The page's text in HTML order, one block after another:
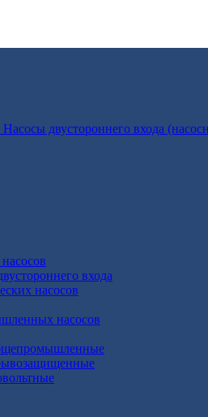
Насосы двустороннего входа
входа
насосов
насосов